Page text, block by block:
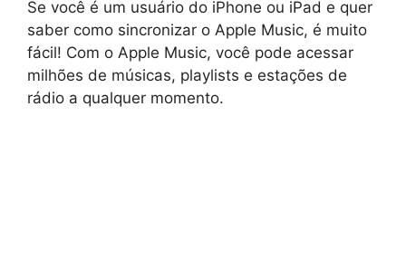
Se você é um usuário do iPhone ou iPad e quer
saber como sincronizar o Apple Music, é muito
fácil! Com o Apple Music, você pode acessar
milhões de músicas, playlists e estações de
rádio a qualquer momento.